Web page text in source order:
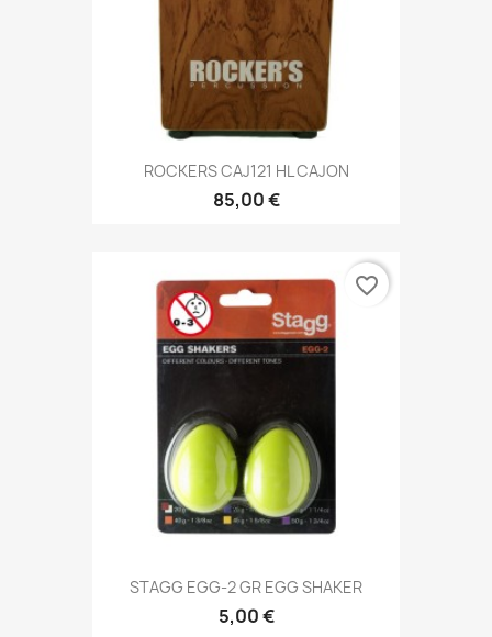
ROCKERS CAJ121 HL CAJON
85,00 €
STAGG EGG-2 GR EGG SHAKER
5,00 €
favorite_border